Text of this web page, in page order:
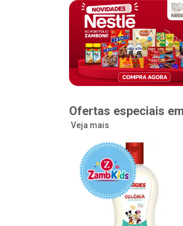
Ofertas especiais
Veja mais